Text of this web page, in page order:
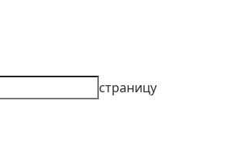
страницу